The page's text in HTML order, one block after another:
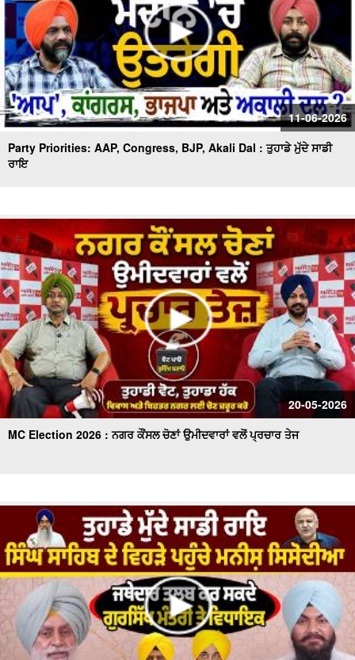
11-06-2026
Party Priorities: AAP, Congress, BJP, Akali Dal : ਤੁਹਾਡੇ ਮੁੱਦੇ ਸਾਡੀ
ਰਾਇ
20-05-2026
MC Election 2026 : ਨਗਰ ਕੌਂਸਲ ਚੋਣਾਂ ਉਮੀਦਵਾਰਾਂ ਵਲੋਂ ਪ੍ਰਚਾਰ ਤੇਜ